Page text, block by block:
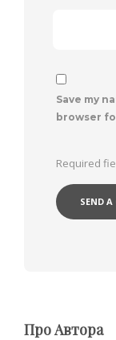
Save my
browser
Required
Про Автора